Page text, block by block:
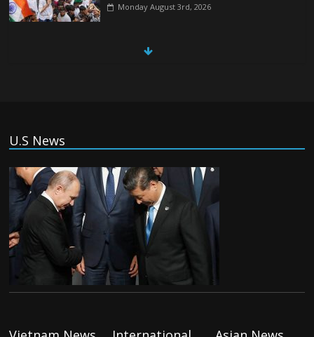
Monday August 3rd, 2026
(Tiếng Việt) Đức: Thủ phạm vụ khủng bố
(Tiếng Việt) Tân thủ tướng Anh tiếp tổng
thống Ukraina, thảo luận về thỏa thuận
drone
Monday August 3rd, 2026
(Tiếng Việt) Trung Đông : Mỹ và Iran tạm
U.S News